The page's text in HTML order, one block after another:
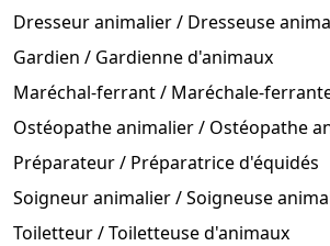
Dresseur animalier / Dresseuse
Gardien / Gardienne d'animaux
Maréchal-ferrant / Maréchale-
Ostéopathe animalier / Ostéopathe
Préparateur / Préparatrice d'équidés
Soigneur animalier / Soigneuse
Toiletteur / Toiletteuse d'animaux